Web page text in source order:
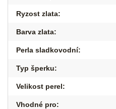
Ryzost zlata:
Barva zlata:
Perla sladkovodní:
Typ šperku:
Velikost perel:
Vhodné pro: